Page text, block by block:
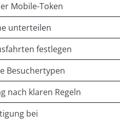
Mobile-Token
unterteilen
festlegen
Besuchertypen
nach klaren Regeln
bei